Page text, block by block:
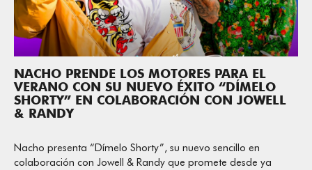
NACHO PRENDE LOS MOTORES PARA EL
VERANO CON SU NUEVO ÉXITO “DÍMELO
SHORTY” EN COLABORACIÓN CON JOWELL
& RANDY
Nacho presenta “Dímelo Shorty”, su nuevo sencillo en
colaboración con Jowell & Randy que promete desde ya